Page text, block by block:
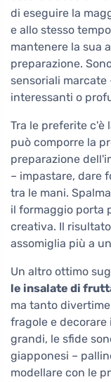
di eseguire la
e allo stesso
mantenere la sua
preparazione.
sensoriali
interessanti o
Tra le preferite c'è
può comporre la
preparazione
– impastare, dare
tra le mani.
il formaggio porta
creativa. Il
assomiglia più a
Un altro ottimo
le insalate di
ma tanto
fragole e
grandi, le sfide
giapponesi –
modellare con le